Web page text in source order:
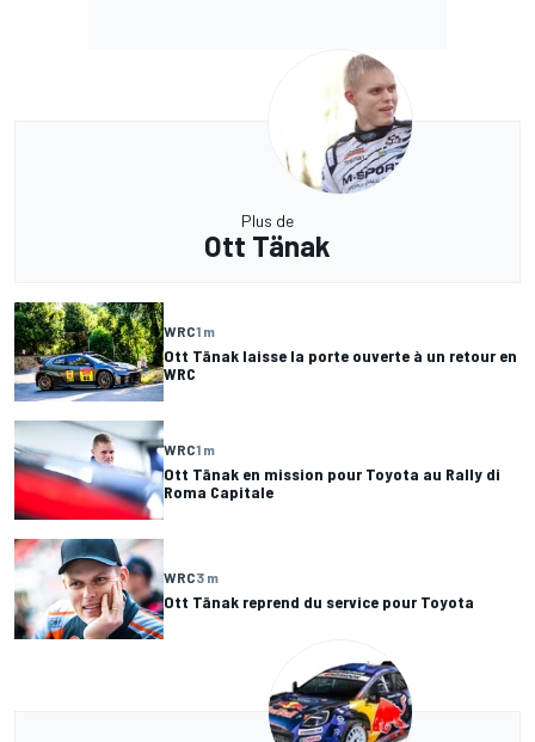
Plus de
Ott Tänak
WRC1 m
Ott Tänak laisse la porte ouverte à un retour en
WRC
WRC1 m
Ott Tänak en mission pour Toyota au Rally di
Roma Capitale
WRC3 m
Ott Tänak reprend du service pour Toyota